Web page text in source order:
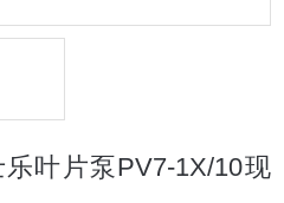
叶片泵PV7-1X/10现